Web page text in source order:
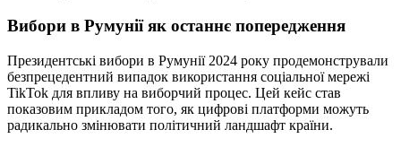
Вибори в Румунії як останнє попередження
Президентські вибори в Румунії 2024 року продемонстрували
безпрецедентний випадок використання соціальної мережі
TikTok для впливу на виборчий процес. Цей кейс став
показовим прикладом того, як цифрові платформи можуть
радикально змінювати політичний ландшафт країни.